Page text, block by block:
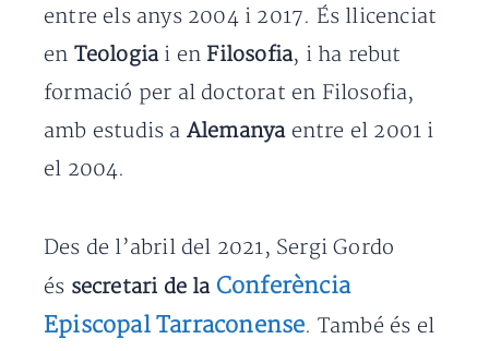
entre els anys 2004 i 2017. És llicenciat
en Teologia i en Filosofia, i ha rebut
formació per al doctorat en Filosofia,
amb estudis a Alemanya entre el 2001 i
el 2004.
Des de l’abril del 2021, Sergi Gordo
és secretari de la Conferència
Episcopal Tarraconense. També és el